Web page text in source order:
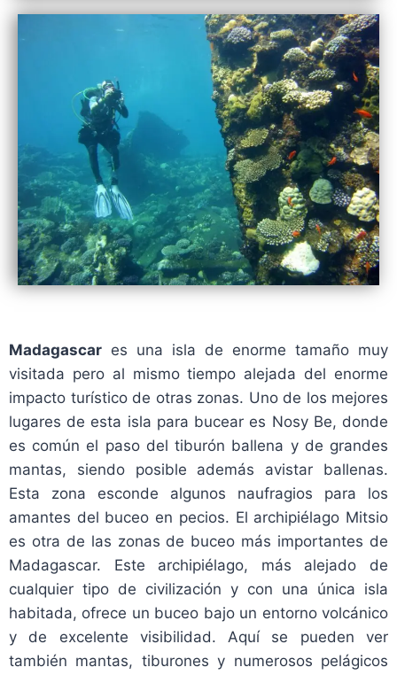
Madagascar es una isla de enorme tamaño muy
visitada pero al mismo tiempo alejada del enorme
impacto turístico de otras zonas. Uno de los mejores
lugares de esta isla para bucear es Nosy Be, donde
es común el paso del tiburón ballena y de grandes
mantas, siendo posible además avistar ballenas.
Esta zona esconde algunos naufragios para los
amantes del buceo en pecios. El archipiélago Mitsio
es otra de las zonas de buceo más importantes de
Madagascar. Este archipiélago, más alejado de
cualquier tipo de civilización y con una única isla
habitada, ofrece un buceo bajo un entorno volcánico
y de excelente visibilidad. Aquí se pueden ver
también mantas, tiburones y numerosos pelágicos